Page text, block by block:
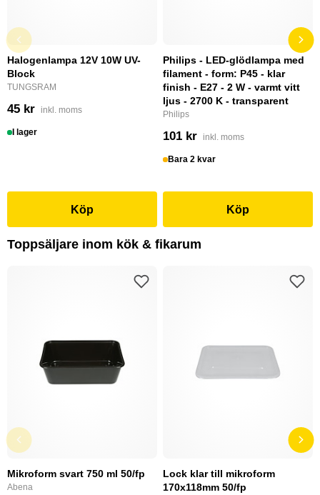
Halogenlampa 12V 10W UV-
Block
TUNGSRAM
45 kr inkl. moms
I lager
Köp
Philips - LED-glödlampa med
filament - form: P45 - klar
finish - E27 - 2 W - varmt vitt
ljus - 2700 K - transparent
Philips
101 kr inkl. moms
Bara 2 kvar
Köp
Toppsäljare inom kök & fikarum
Mikroform svart 750 ml 50/fp
Abena
Lock klar till mikroform
170x118mm 50/fp